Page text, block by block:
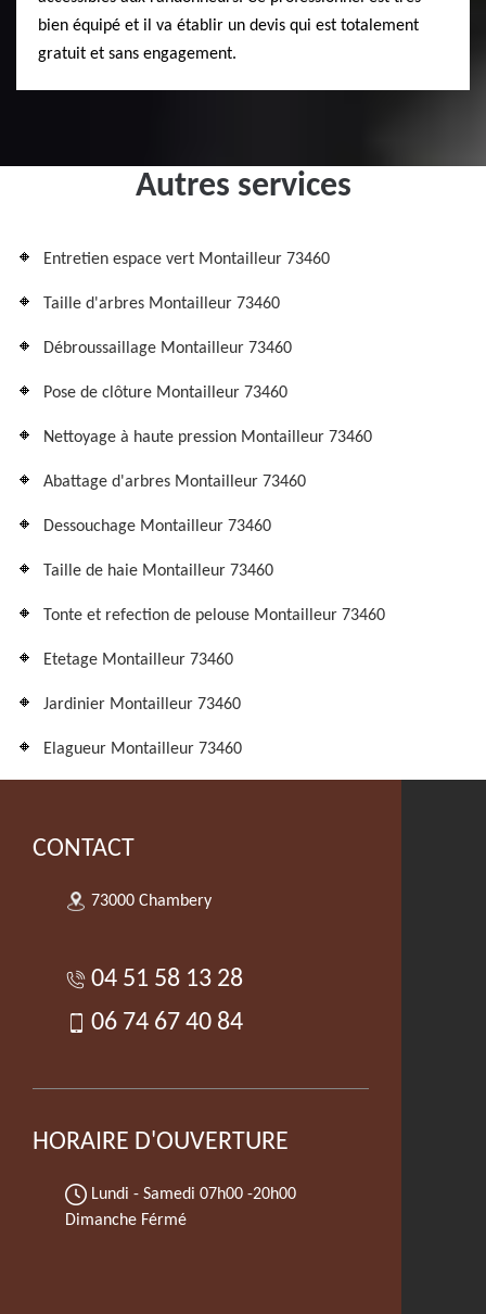
bien équipé et il va établir un devis qui est totalement
gratuit et sans engagement.
Autres services
Entretien espace vert Montailleur 73460
Taille d'arbres Montailleur 73460
Débroussaillage Montailleur 73460
Pose de clôture Montailleur 73460
Nettoyage à haute pression Montailleur 73460
Abattage d'arbres Montailleur 73460
Dessouchage Montailleur 73460
Taille de haie Montailleur 73460
Tonte et refection de pelouse Montailleur 73460
Etetage Montailleur 73460
Jardinier Montailleur 73460
Elagueur Montailleur 73460
CONTACT
73000 Chambery
04 51 58 13 28
06 74 67 40 84
HORAIRE D'OUVERTURE
Lundi - Samedi 07h00 -20h00
Dimanche Férmé